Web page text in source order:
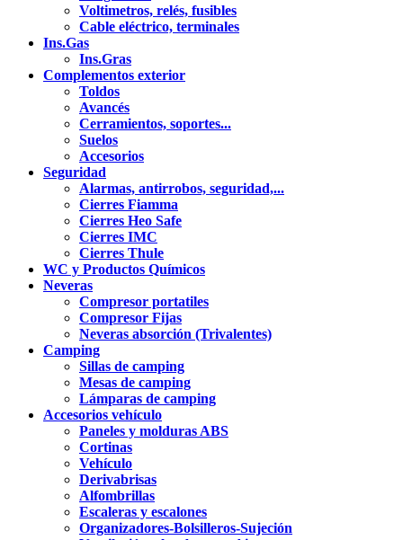
Voltimetros, relés, fusibles
Cable eléctrico, terminales
Ins.Gas
Ins.Gras
Complementos exterior
Toldos
Avancés
Cerramientos, soportes...
Suelos
Accesorios
Seguridad
Alarmas, antirrobos, seguridad,...
Cierres Fiamma
Cierres Heo Safe
Cierres IMC
Cierres Thule
WC y Productos Químicos
Neveras
Compresor portatiles
Compresor Fijas
Neveras absorción (Trivalentes)
Camping
Sillas de camping
Mesas de camping
Lámparas de camping
Accesorios vehículo
Paneles y molduras ABS
Cortinas
Vehículo
Derivabrisas
Alfombrillas
Escaleras y escalones
Organizadores-Bolsilleros-Sujeción